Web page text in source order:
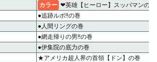
カラー ❤英雄【ヒーロー】スッパマンの巻
●追跡ルポ!!の巻
●人間リングの巻
●網走帰りの男!!の巻
●伊集院の底力の巻
★アメリカ超人界の首領【ドン】の巻